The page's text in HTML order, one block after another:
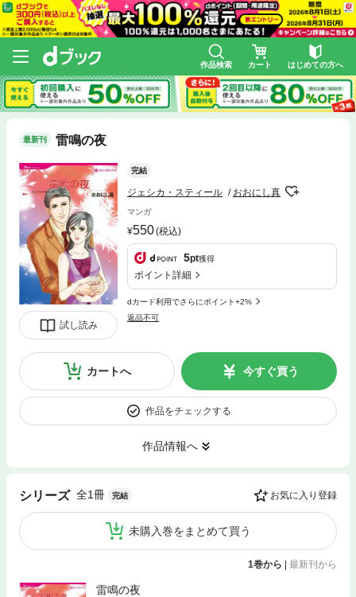
作品検索 カート はじめての方へ
最新刊 雷鳴の夜
試し読み
完結
ジェシカ・スティール おおにし真
マンガ
550(税込)
5pt獲得
ポイント詳細
dカード利用でさらにポイント+2%
返品不可
カートへ 今すぐ買う
作品をチェックする
作品情報へ
シリーズ 全1冊 完結 お気に入り登録
未購入巻をまとめて買う
1巻から | 最新刊から
雷鳴の夜